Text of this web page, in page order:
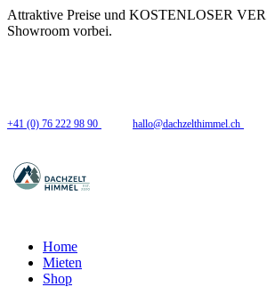
Attraktive Preise und KOSTENLOSER
Showroom vorbei.
+41 (0) 76 222 98 90 hallo@dachzelthimmel.ch
Home
Mieten
Shop